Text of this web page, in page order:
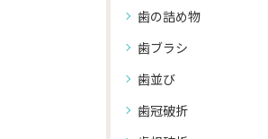
歯の詰め物
歯ブラシ
歯並び
歯冠破折